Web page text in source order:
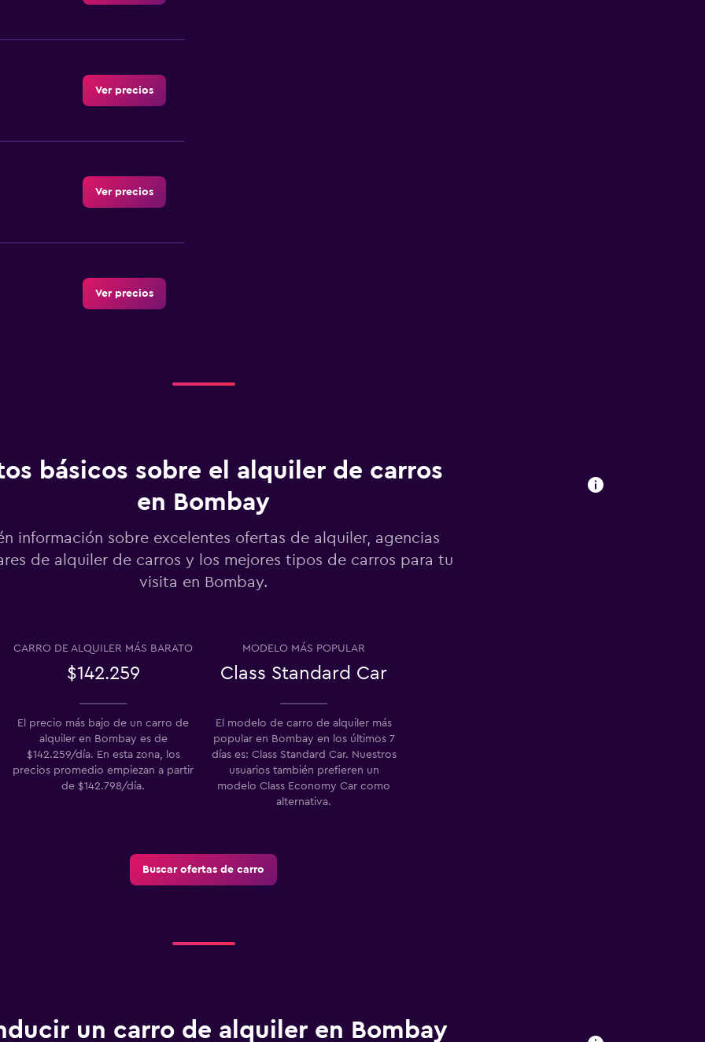
Ver precios
Ver precios
Ver precios
Ver precios
básicos sobre el alquiler de carros
en Bombay
información sobre excelentes ofertas de alquiler, agencias
de alquiler de carros y los mejores tipos de carros para tu
visita en Bombay.
CARRO DE ALQUILER MÁS BARATO
$142.259
MODELO MÁS POPULAR
Class Standard Car
El precio más bajo de un carro de
alquiler en Bombay es de
$142.259/día. En esta zona, los
precios promedio empiezan a partir
de $142.798/día.
El modelo de carro de alquiler más
popular en Bombay en los últimos 7
días es: Class Standard Car. Nuestros
usuarios también prefieren un
modelo Class Economy Car como
alternativa.
Buscar ofertas de carro
un carro de alquiler en Bombay